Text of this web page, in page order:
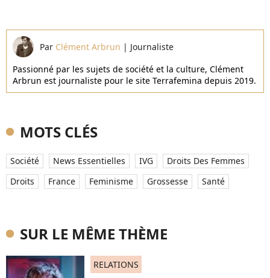
Par Clément Arbrun | Journaliste
Passionné par les sujets de société et la culture, Clément
Arbrun est journaliste pour le site Terrafemina depuis 2019.
MOTS CLÉS
Société News Essentielles IVG
Droits Des Femmes
Droits
France Feminisme Grossesse Santé
SUR LE MÊME THÈME
RELATIONS